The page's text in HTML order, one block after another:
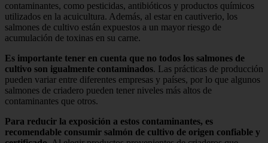
contaminantes, como pesticidas, antibióticos y productos químicos
utilizados en la acuicultura. Además, al estar en cautiverio, los
salmones de cultivo están expuestos a un mayor riesgo de
acumulación de toxinas en su carne.
Es importante tener en cuenta que no todos los salmones de
cultivo son igualmente contaminados. Las prácticas de producción
pueden variar entre diferentes empresas y países, por lo que algunos
salmones de criadero pueden tener niveles más altos de
contaminantes que otros.
Para reducir la exposición a estos contaminantes, es
recomendable consumir salmón de cultivo de origen confiable y